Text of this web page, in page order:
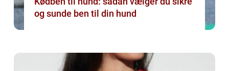
og sunde ben til din hund